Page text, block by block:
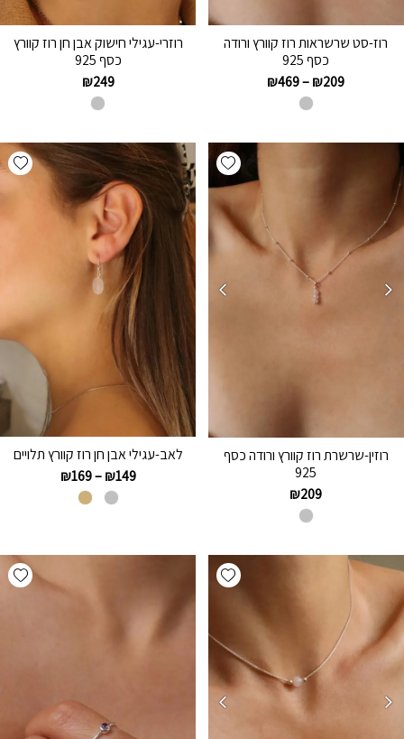
רוז-סט שרשראות רוז קוורץ ורודה
כסף 925
₪209
–
₪469
רוזרי-עגילי חישוק אבן חן רוז קוורץ
כסף 925
₪249
Add wishlist
רוזין-שרשרת רוז קוורץ ורודה כסף
925
₪209
לאב-עגילי אבן חן רוז קוורץ תלויים
₪149
–
₪169
Add wishlist